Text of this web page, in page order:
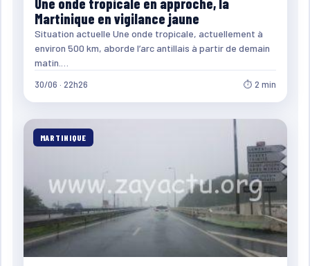
Martinique en vigilance jaune
Situation actuelle Une onde tropicale, actuellement à
environ 500 km, aborde l’arc antillais à partir de demain
matin.…
30/06 · 22h26 ⏱ 2 min
MARTINIQUE